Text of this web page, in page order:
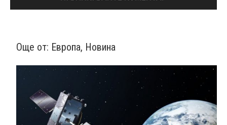
Още от: Европа, Новина